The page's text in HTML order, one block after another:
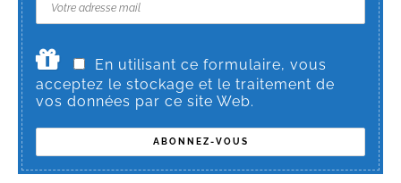
En utilisant ce formulaire, vous
acceptez le stockage et le traitement de
vos données par ce site Web.